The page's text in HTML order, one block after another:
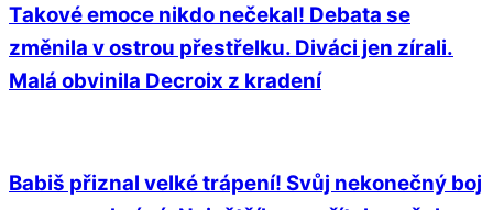
Takové emoce nikdo nečekal! Debata se
změnila v ostrou přestřelku. Diváci jen zírali.
Malá obvinila Decroix z kradení
Babiš přiznal velké trápení! Svůj nekonečný boj